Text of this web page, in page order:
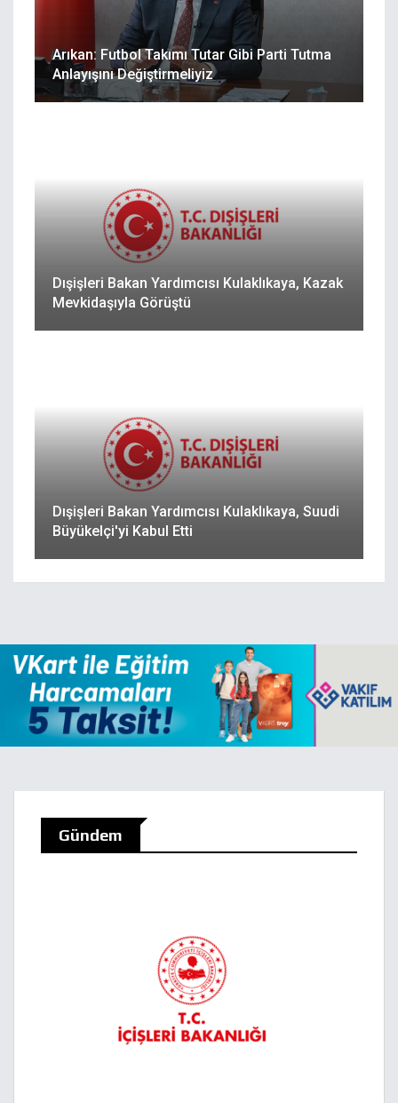
Arıkan: Futbol Takımı Tutar Gibi Parti Tutma
Anlayışını Değiştirmeliyiz
Dışişleri Bakan Yardımcısı Kulaklıkaya, Kazak
Mevkidaşıyla Görüştü
Dışişleri Bakan Yardımcısı Kulaklıkaya, Suudi
Büyükelçi'yi Kabul Etti
Gündem